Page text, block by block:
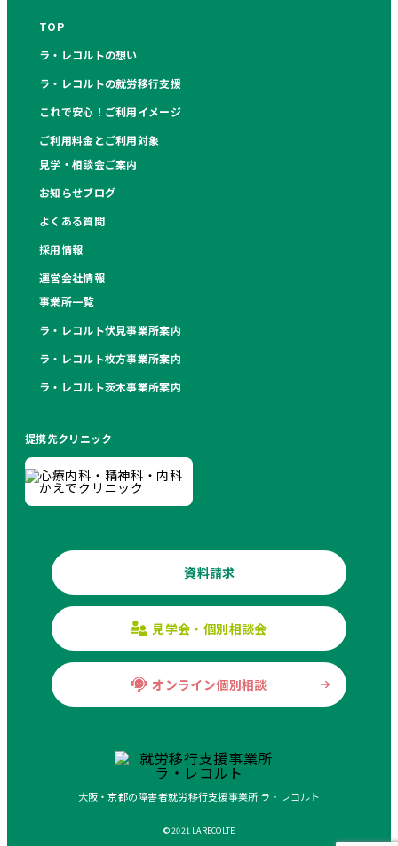
TOP
ラ・レコルトの想い
ラ・レコルトの就労移行支援
これで安心！ご利用イメージ
ご利用料金とご利用対象
見学・相談会ご案内
お知らせブログ
よくある質問
採用情報
運営会社情報
事業所一覧
ラ・レコルト伏見事業所案内
ラ・レコルト枚方事業所案内
ラ・レコルト茨木事業所案内
提携先クリニック
資料請求
見学会・個別相談会
オンライン個別相談
大阪・京都の障害者就労移行支援事業所 ラ・レコルト
© 2021 LARECOLTE